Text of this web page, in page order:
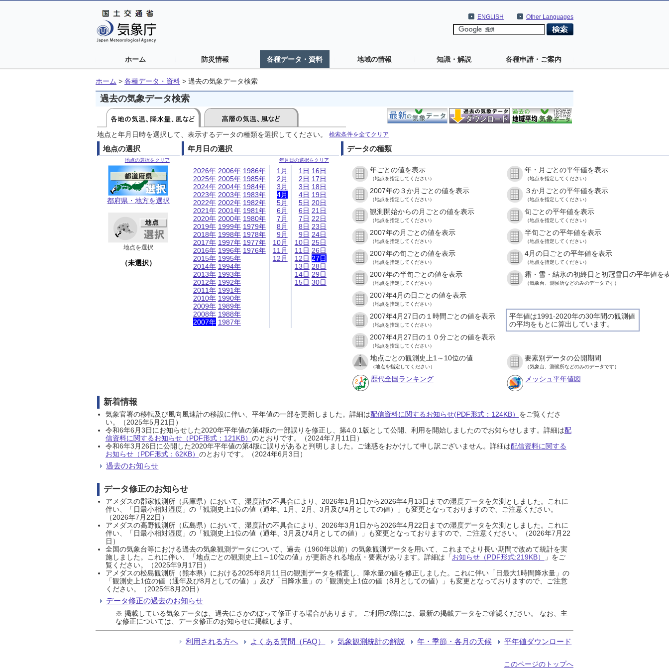
Other Languages
ENGLISH
ホーム 防災情報 各種データ・資料 地域の情報 知識・解説 各種申請・ご案内
ホーム > 各種データ・資料 > 過去の気象データ検索
過去の気象データ検索
地点と年月日時を選択して、表示するデータの種類を選択してください。 検索条件を全てクリア
地点の選択
地点の選択をクリア
都府県・地方を選択
地点を選択
（未選択）
年月日の選択
年月日の選択をクリア
2026年
2025年
2024年
2023年
2022年
2021年
2020年
2019年
2018年
2017年
2016年
2015年
2014年
2013年
2012年
2011年
2010年
2009年
2008年
2007年
2006年
2005年
2004年
2003年
2002年
2001年
2000年
1999年
1998年
1997年
1996年
1995年
1994年
1993年
1992年
1991年
1990年
1989年
1988年
1987年
1986年
1985年
1984年
1983年
1982年
1981年
1980年
1979年
1978年
1977年
1976年
1月
2月
3月
4月
5月
6月
7月
8月
9月
10月
11月
12月
1日
2日
3日
4日
5日
6日
7日
8日
9日
10日
11日
12日
13日
14日
15日
16日
17日
18日
19日
20日
21日
22日
23日
24日
25日
26日
27日
28日
29日
30日
データの種類
年ごとの値を表示
（地点を指定してください）
年・月ごとの平年値を表示
（地点を指定してください）
2007年の３か月ごとの値を表示
（地点を指定してください）
３か月ごとの平年値を表示
（地点を指定してください）
観測開始からの月ごとの値を表示
（地点を指定してください）
旬ごとの平年値を表示
（地点を指定してください）
2007年の月ごとの値を表示
（地点を指定してください）
半旬ごとの平年値を表示
（地点を指定してください）
2007年の旬ごとの値を表示
（地点を指定してください）
4月の日ごとの平年値を表示
（地点を指定してください）
2007年の半旬ごとの値を表示
（地点を指定してください）
霜・雪・結氷の初終日と初冠雪日の平年値を
（気象台、測候所などのみのデータです）
2007年4月の日ごとの値を表示
（地点を指定してください）
平年値は1991-2020年の30年間の観測値
の平均をもとに算出しています。
2007年4月27日の１時間ごとの値を表示
（地点を指定してください）
2007年4月27日の１０分ごとの値を表示
（地点を指定してください）
地点ごとの観測史上1～10位の値
（地点を指定してください）
要素別データの公開期間
（気象台、測候所などのみのデータです）
歴代全国ランキング メッシュ平年値図
新着情報
気象官署の移転及び風向風速計の移設に伴い、平年値の一部を更新しました。詳細は配信資料に関するお知らせ(PDF形式：124KB） をご覧くださ
い。（2025年5月21日）
令和6年6月3日にお知らせした2020年平年値の第4版の一部誤りを修正し、第4.0.1版として公開、利用を開始しましたのでお知らせします。詳細は配
信資料に関するお知らせ（PDF形式：121KB） のとおりです。（2024年7月11日）
令和6年3月26日に公開した2020年平年値の第4版に誤りがあると判明しました。ご迷惑をおかけして申し訳ございません。詳細は配信資料に関する
お知らせ（PDF形式：62KB） のとおりです。（2024年6月3日）
過去のお知らせ
データ修正のお知らせ
アメダスの郡家観測所（兵庫県）において、湿度計の不具合により、2026年1月1日から2026年4月13日までの湿度データを欠測としました。これに
伴い、「日最小相対湿度」の「観測史上1位の値（通年、1月、2月、3月及び4月としての値）」も変更となっておりますので、ご注意ください。
（2026年7月22日）
アメダスの高野観測所（広島県）において、湿度計の不具合により、2026年3月1日から2026年4月22日までの湿度データを欠測としました。これに
伴い、「日最小相対湿度」の「観測史上1位の値（通年、3月及び4月としての値）」も変更となっておりますので、ご注意ください。（2026年7月22
日）
全国の気象台等における過去の気象観測データについて、過去（1960年以前）の気象観測データを用いて、これまでより長い期間で改めて統計を実
施しました。これに伴い、「地点ごとの観測史上1～10位の値」が更新される地点・要素があります。詳細は「お知らせ（PDF形式:219KB）
」をご
覧ください。（2025年9月17日）
アメダスの松島観測所（熊本県）における2025年8月11日の観測データを精査し、降水量の値を修正しました。これに伴い「日最大1時間降水量」の
「観測史上1位の値（通年及び8月としての値）」及び「日降水量」の「観測史上1位の値（8月としての値）」も変更となっておりますので、ご注意
ください。（2025年8月20日）
データ修正の過去のお知らせ
※ 掲載している気象データは、過去にさかのぼって修正する場合があります。 ご利用の際には、最新の掲載データをご確認ください。 なお、主
な修正については、データ修正のお知らせに掲載します。
利用される方へ よくある質問（FAQ） 気象観測統計の解説 年・季節・各月の天候 平年値ダウンロード
このページのトップへ